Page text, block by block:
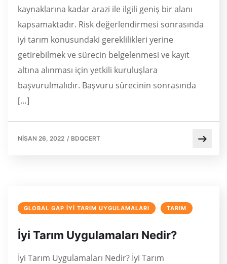
kaynaklarına kadar arazi ile ilgili geniş bir alanı
kapsamaktadır. Risk değerlendirmesi sonrasında
iyi tarım konusundaki gereklilikleri yerine
getirebilmek ve sürecin belgelenmesi ve kayıt
altına alınması için yetkili kuruluşlara
başvurulmalıdır. Başvuru sürecinin sonrasında
[…]
NISAN 26, 2022 / BDQCERT
GLOBAL GAP İYI TARIM UYGULAMALARI TARIM
İyi Tarım Uygulamaları Nedir?
İyi Tarım Uygulamaları Nedir? İyi Tarım